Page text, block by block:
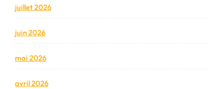
juillet 2026
juin 2026
mai 2026
avril 2026